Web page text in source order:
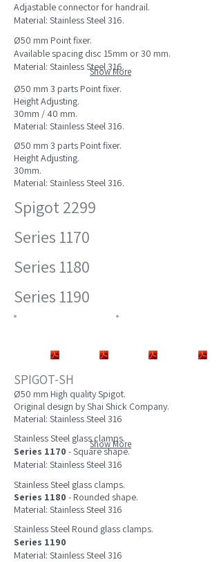
Show More
Adjastable connector for handrail.
Material: Stainless Steel 316.
Ø50 mm Point fixer.
Available spacing disc 15mm or 30 mm.
Material: Stainless Steel 316.
Ø50 mm 3 parts Point fixer.
Height Adjusting.
30mm / 40 mm.
Material: Stainless Steel 316.
Ø50 mm 3 parts Point fixer.
Height Adjusting.
30mm.
Material: Stainless Steel 316.
Spigot 2299
Series 1170
Series 1180
Series 1190
Show More
​SPIGOT-SH
Ø50 mm High quality Spigot.
Original design by Shai Shick Company.
Material: Stainless Steel 316
Stainless Steel glass clamps.
Series 1170 - Square shape.
Material: Stainless Steel 316
Stainless Steel glass clamps.
Series 1180 - Rounded shape.
Material: Stainless Steel 316
Stainless Steel Round glass clamps.
Series 1190
Material: Stainless Steel 316